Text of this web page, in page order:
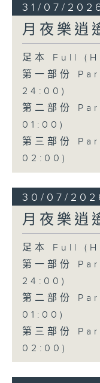
31/07/
月夜樂逍
足本 Full
第一部份
24:00)
第二部份
01:00)
第三部份
02:00)
30/07/
月夜樂逍
足本 Full
第一部份
24:00)
第二部份
01:00)
第三部份
02:00)